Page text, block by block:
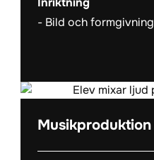
Bild och formgivning
Musikproduktion